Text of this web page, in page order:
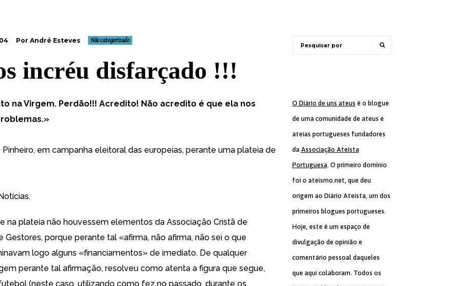
Por André Esteves Não categorizado
incréu disfarçado !!!
na Virgem. Perdão!!! Acredito! Não acredito é que ela nos
em campanha eleitoral das europeias, perante uma plateia de
.
na plateia não houvessem elementos da Associação Cristã de
Gestores, porque perante tal «afirma, não afirma, não sei o que
logo alguns «financiamentos» de imediato. De qualquer
perante tal afirmação, resolveu como atenta a figura que segue,
(neste caso, utilizando como fez no passado, durante os
O Diário de uns ateus é o blogue
de uma comunidade de ateus e
ateias portugueses fundadores
da Associação Ateísta
Portuguesa. O primeiro domínio
foi o ateismo.net, que deu
origem ao Diário Ateísta, um dos
primeiros blogues portugueses.
Hoje, este é um espaço de
divulgação de opinião e
comentário pessoal daqueles
que aqui colaboram. Todos os